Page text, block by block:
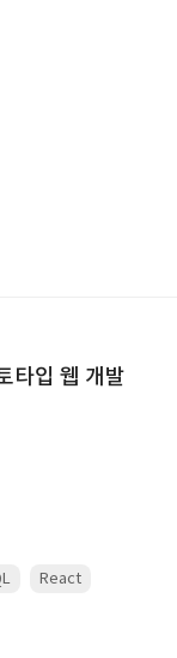
타입 웹 개발
React